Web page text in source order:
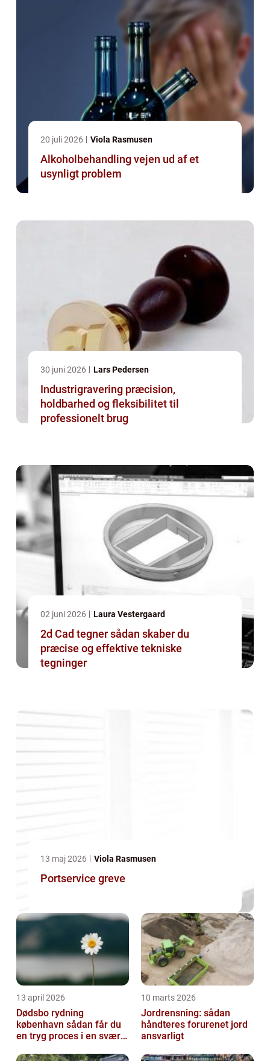
20 juli 2026 Viola Rasmusen
Alkoholbehandling vejen ud af et
usynligt problem
30 juni 2026 Lars Pedersen
Industrigravering præcision,
holdbarhed og fleksibilitet til
professionelt brug
02 juni 2026 Laura Vestergaard
2d Cad tegner sådan skaber du
præcise og effektive tekniske
tegninger
13 maj 2026 Viola Rasmusen
Portservice greve
13 april 2026
Dødsbo rydning
københavn sådan får du
en tryg proces i en svær
10 marts 2026
Jordrensning: sådan
håndteres forurenet jord
ansvarligt